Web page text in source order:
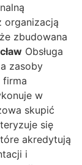
organizacją
zbudowana
Obsługa
zasoby
firma
w
skupić
się
akredytują
i